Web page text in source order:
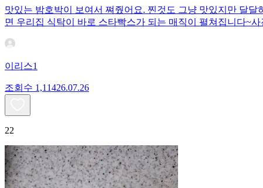
맛있는 밤호박이 보여서 쪄줬어요. 찐것도 그냥 맛있지만 달
면 우리집 식탁이 바로 스타빡스가 되는 매직이 펼쳐집니다~
이리스1
조회수 1,11426.07.26
22